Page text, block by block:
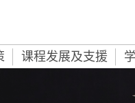
课程发展及支援